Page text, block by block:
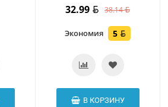
32.99 38.14
Экономия 5
В КОРЗИНУ